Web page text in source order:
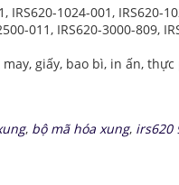
1024-001, IRS620-
011, IRS620-3000-809,
giấy, bao bì, in ấn, thực
, bộ mã hóa xung, irs620